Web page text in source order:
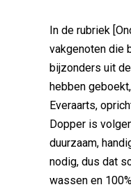
In de rubriek
vakgenoten die
bijzonders uit
hebben
Everaarts,
Dopper is
duurzaam,
nodig, dus dat
wassen en
Olympisch schaatsen
Lego laat opnieuw